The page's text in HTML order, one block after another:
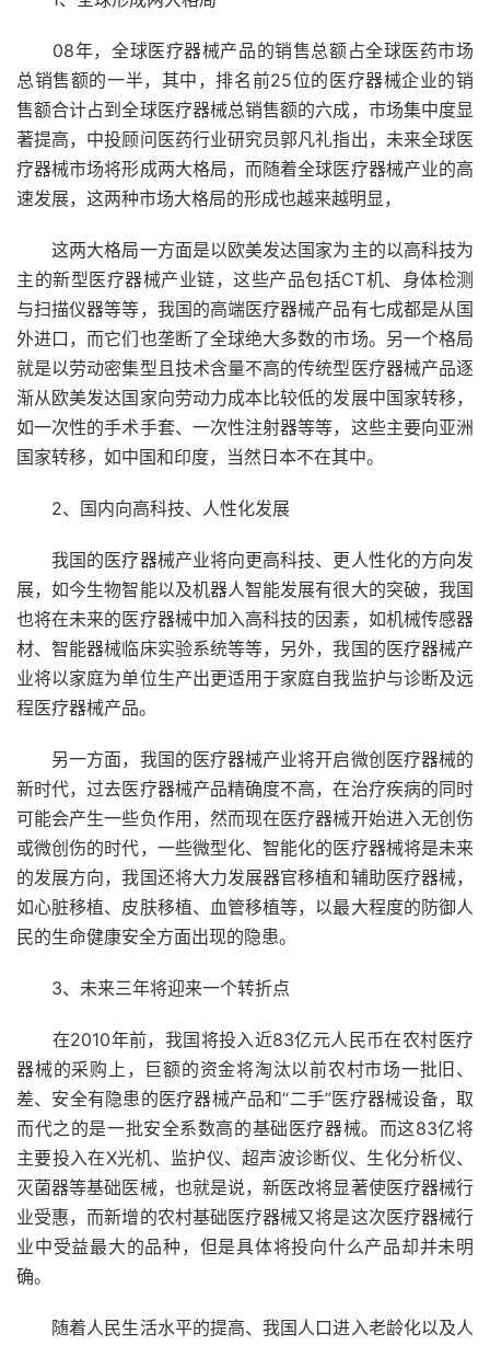
08年，全球医疗器械产品的销售总额占全球医药市场
总销售额的一半，其中，排名前25位的医疗器械企业的销
售额合计占到全球医疗器械总销售额的六成，市场集中度显
著提高，中投顾问医药行业研究员郭凡礼指出，未来全球医
疗器械市场将形成两大格局，而随着全球医疗器械产业的高
速发展，这两种市场大格局的形成也越来越明显，
这两大格局一方面是以欧美发达国家为主的以高科技为
主的新型医疗器械产业链，这些产品包括CT机、身体检测
与扫描仪器等等，我国的高端医疗器械产品有七成都是从国
外进口，而它们也垄断了全球绝大多数的市场。另一个格局
就是以劳动密集型且技术含量不高的传统型医疗器械产品逐
渐从欧美发达国家向劳动力成本比较低的发展中国家转移，
如一次性的手术手套、一次性注射器等等，这些主要向亚洲
国家转移，如中国和印度，当然日本不在其中。
2、国内向高科技、人性化发展
我国的医疗器械产业将向更高科技、更人性化的方向发
展，如今生物智能以及机器人智能发展有很大的突破，我国
也将在未来的医疗器械中加入高科技的因素，如机械传感器
材、智能器械临床实验系统等等，另外，我国的医疗器械产
业将以家庭为单位生产出更适用于家庭自我监护与诊断及远
程医疗器械产品。
另一方面，我国的医疗器械产业将开启微创医疗器械的
新时代，过去医疗器械产品精确度不高，在治疗疾病的同时
可能会产生一些负作用，然而现在医疗器械开始进入无创伤
或微创伤的时代，一些微型化、智能化的医疗器械将是未来
的发展方向，我国还将大力发展器官移植和辅助医疗器械，
如心脏移植、皮肤移植、血管移植等，以最大程度的防御人
民的生命健康安全方面出现的隐患。
3、未来三年将迎来一个转折点
在2010年前，我国将投入近83亿元人民币在农村医疗
器械的采购上，巨额的资金将淘汰以前农村市场一批旧、
差、安全有隐患的医疗器械产品和“二手”医疗器械设备，取
而代之的是一批安全系数高的基础医疗器械。而这83亿将
主要投入在X光机、监护仪、超声波诊断仪、生化分析仪、
灭菌器等基础医械，也就是说，新医改将显著使医疗器械行
业受惠，而新增的农村基础医疗器械又将是这次医疗器械行
业中受益最大的品种，但是具体将投向什么产品却并未明
确。
随着人民生活水平的提高、我国人口进入老龄化以及人